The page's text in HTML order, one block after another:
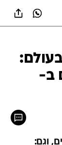
ב-
וגם: